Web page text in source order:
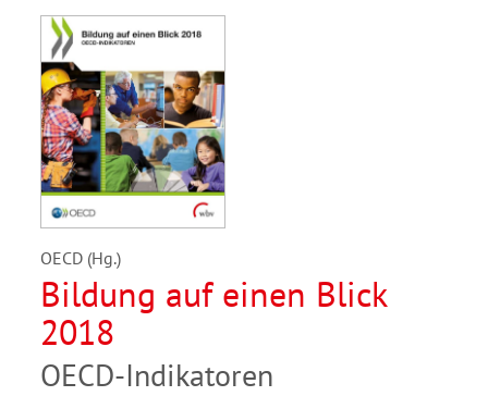
OECD (Hg.)
Bildung auf einen Blick
2018
OECD-Indikatoren